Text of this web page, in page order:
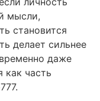
мысли,
становится
делает сильнее
даже
как часть